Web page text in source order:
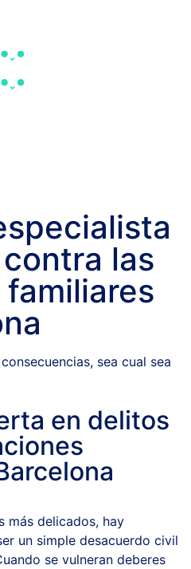
las
sea cual sea
en delitos
más delicados, hay
un simple desacuerdo civil
se vulneran deberes